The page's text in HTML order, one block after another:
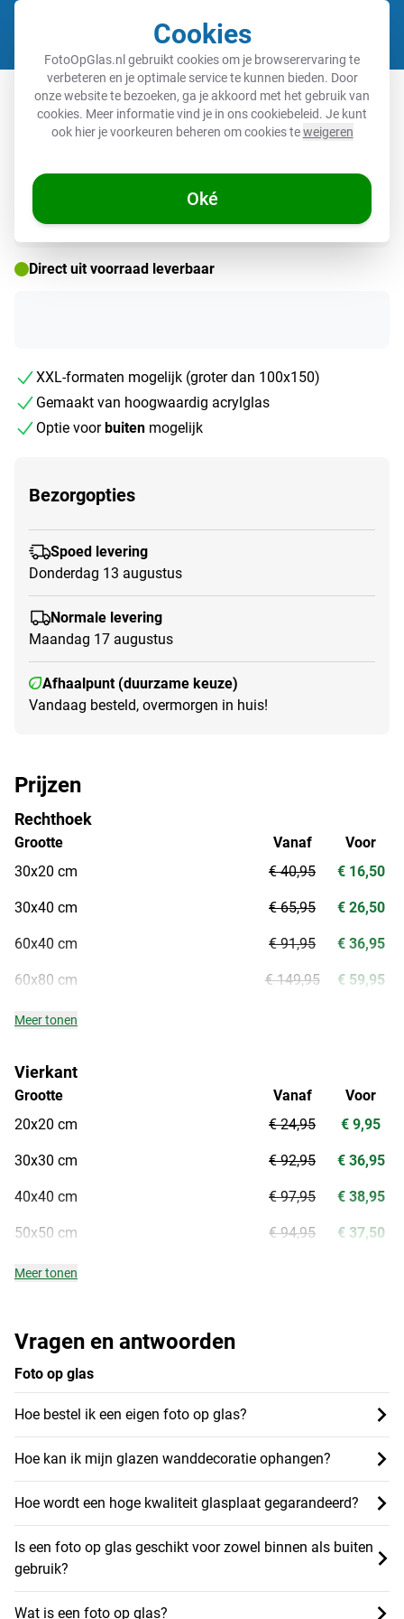
Cookies
FotoOpGlas.nl gebruikt cookies om je browserervaring te
verbeteren en je optimale service te kunnen bieden. Door
onze website te bezoeken, ga je akkoord met het gebruik van
cookies. Meer informatie vind je in onscookiebeleid. Je kunt
ook hier je voorkeuren beheren om cookies teweigeren
Oké
Glas schilderij - Boom - Kunst -
Modern - Natuur
Direct uit voorraad leverbaar
XXL-formaten mogelijk (groter dan 100x150)
Gemaakt van hoogwaardig acrylglas
Optie voorbuiten mogelijk
Bezorgopties
Spoed levering
Donderdag 13 augustus
Normale levering
Maandag 17 augustus
Afhaalpunt (duurzame keuze)
Vandaag besteld, overmorgen in huis!
Vragen en antwoorden
Foto op glas
Hoe bestel ik een eigen foto op glas?
Hoe kan ik mijn glazen wanddecoratie ophangen?
Hoe wordt een hoge kwaliteit glasplaat gegarandeerd?
Is een foto op glas geschikt voor zowel binnen als buiten
gebruik?
Wat is een foto op glas?
Prijzen
Rechthoek
Grootte
30x20 cm
30x40 cm
60x40 cm
60x80 cm
Vanaf
€ 40,95
€ 65,95
€ 91,95
€ 149,95
Voor
€ 16,50
€ 26,50
€ 36,95
€ 59,95
Meer tonen
Vierkant
Grootte
20x20 cm
30x30 cm
40x40 cm
50x50 cm
Vanaf
€ 24,95
€ 92,95
€ 97,95
€ 94,95
Voor
€ 9,95
€ 36,95
€ 38,95
€ 37,50
Meer tonen